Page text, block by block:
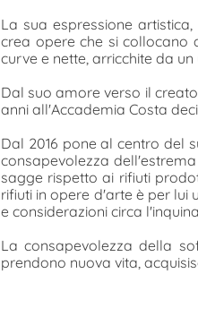
La sua espressione
crea opere che si collocano
curve e nette, arricchite da
Dal suo amore verso il
anni all'Accademia Costa
Dal 2016 pone al centro del
consapevolezza
sagge rispetto ai rifiuti
rifiuti in opere d'arte è per lui
e considerazioni circa
La consapevolezza della
prendono nuova vita,